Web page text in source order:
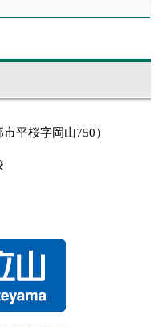
市平桜字岡山750）